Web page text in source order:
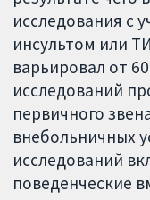
исследования с
инсультом или
варьировал от
исследований
первичного
внебольничных
исследований
поведенческие